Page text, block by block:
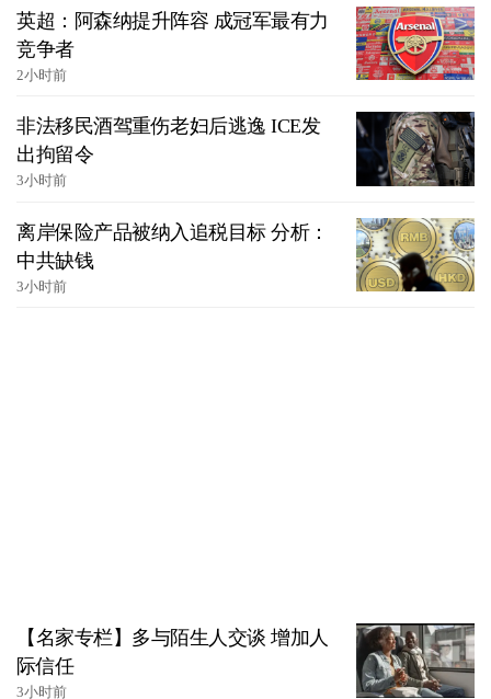
英超：阿森纳提升阵容 成冠军最有力
竞争者
2小时前
非法移民酒驾重伤老妇后逃逸 ICE发
出拘留令
3小时前
离岸保险产品被纳入追税目标 分析：
中共缺钱
3小时前
【名家专栏】多与陌生人交谈 增加人
际信任
3小时前